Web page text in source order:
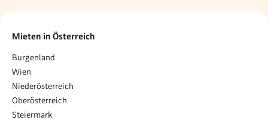
Mieten in Österreich
Burgenland
Wien
Niederösterreich
Oberösterreich
Steiermark